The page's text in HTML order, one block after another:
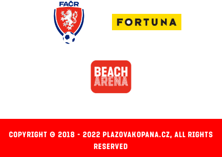
COPYRIGHT © 2018 - 2022 PLAZOVAKOPANA.CZ, ALL RIGHTS
RESERVED